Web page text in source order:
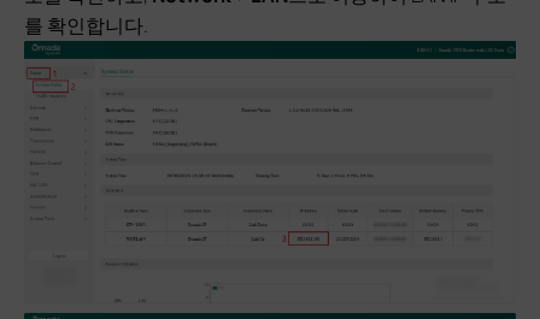
를 확인합니다.